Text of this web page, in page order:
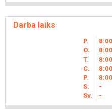
Darba laiks
P. 8 00
O.
8 00
T.
8 00
C.
8 00
P.
8 00
S.
-
Sv.
-